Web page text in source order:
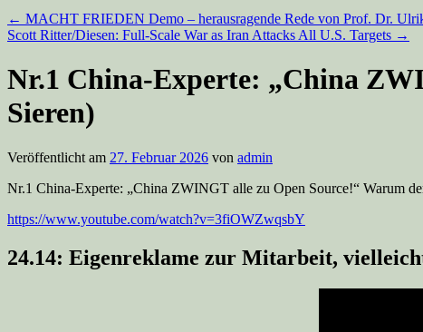
← MACHT FRIEDEN Demo – herausragende Rede von Prof. Dr.
Scott Ritter/Diesen: Full-Scale War as Iran Attacks All U.S. Targets →
Nr.1 China-Experte: „China
Sieren)
Veröffentlicht am 27. Februar 2026 von admin
Nr.1 China-Experte: „China ZWINGT alle zu Open Source!“ Warum
https://www.youtube.com/watch?v=3fiOWZwqsbY
24.14: Eigenreklame zur Mitarbeit,